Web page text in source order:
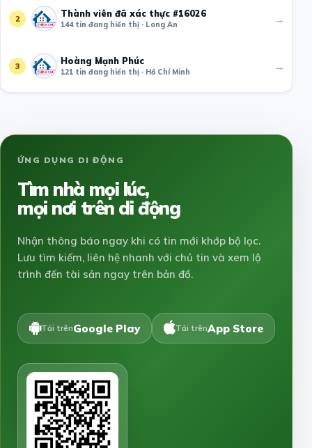
2 Thành viên đã xác thực #16026
144 tin đang hiển thị · Long An →
3 Hoàng Mạnh Phúc
121 tin đang hiển thị · Hồ Chí Minh →
ỨNG DỤNG DI ĐỘNG
Tìm nhà mọi lúc,
mọi nơi trên di động
Nhận thông báo ngay khi có tin mới khớp bộ lọc.
Lưu tìm kiếm, liên hệ nhanh với chủ tin và xem lộ
trình đến tài sản ngay trên bản đồ.
Tải trênGoogle Play Tải trênApp Store